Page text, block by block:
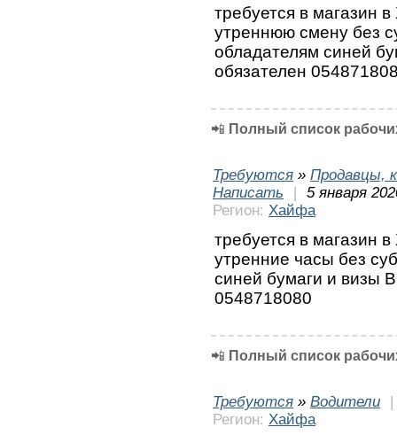
требуется в магазин
утреннюю смену без
обладателям синей
обязателен
📲 Полный список
Требуются » Продавцы,
Написать
|
5 января
Регион: Хайфа
требуется в магазин
утренние часы без
синей бумаги и визы
0548718080
📲 Полный список
Требуются » Водители
|
Регион: Хайфа